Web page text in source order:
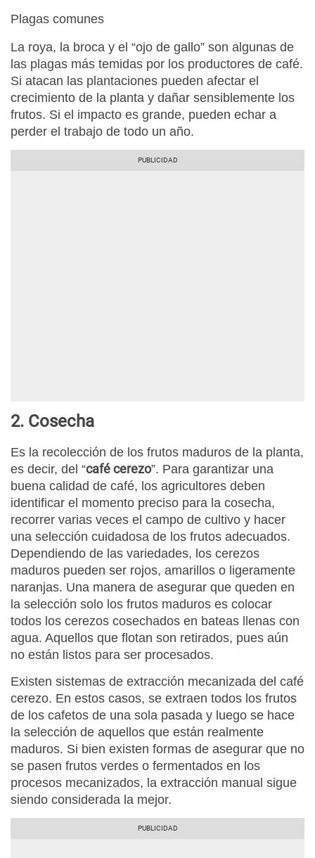
Plagas comunes
La roya, la broca y el “ojo de gallo” son algunas de
las plagas más temidas por los productores de café.
Si atacan las plantaciones pueden afectar el
crecimiento de la planta y dañar sensiblemente los
frutos. Si el impacto es grande, pueden echar a
perder el trabajo de todo un año.
2. Cosecha
Es la recolección de los frutos maduros de la planta,
es decir, del “café cerezo”. Para garantizar una
buena calidad de café, los agricultores deben
identificar el momento preciso para la cosecha,
recorrer varias veces el campo de cultivo y hacer
una selección cuidadosa de los frutos adecuados.
Dependiendo de las variedades, los cerezos
maduros pueden ser rojos, amarillos o ligeramente
naranjas. Una manera de asegurar que queden en
la selección solo los frutos maduros es colocar
todos los cerezos cosechados en bateas llenas con
agua. Aquellos que flotan son retirados, pues aún
no están listos para ser procesados.
Existen sistemas de extracción mecanizada del café
cerezo. En estos casos, se extraen todos los frutos
de los cafetos de una sola pasada y luego se hace
la selección de aquellos que están realmente
maduros. Si bien existen formas de asegurar que no
se pasen frutos verdes o fermentados en los
procesos mecanizados, la extracción manual sigue
siendo considerada la mejor.